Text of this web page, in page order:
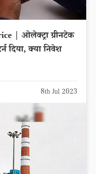
| ओलेक्ट्रा ग्रीनटेक
दिया, क्या निवेश
8th Jul 2023